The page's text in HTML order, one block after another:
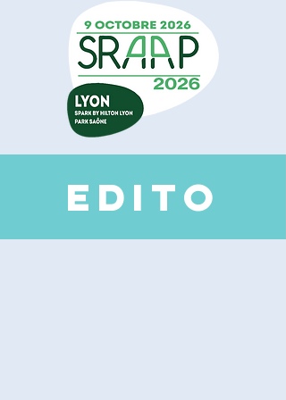
EDI TO